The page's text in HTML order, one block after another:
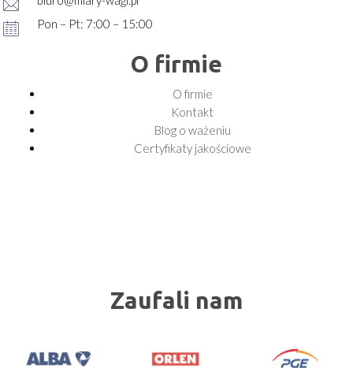
Pon – Pt: 7:00 – 15:00
O firmie
O firmie
Kontakt
Blog o ważeniu
Certyfikaty jakościowe
Zaufali nam